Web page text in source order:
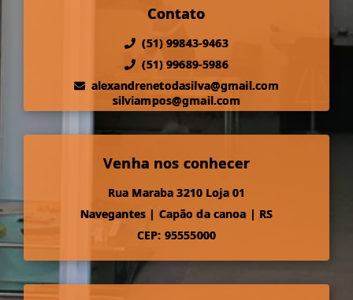
Contato
(51) 99843-9463
(51) 99689-5986
alexandrenetodasilva@gmail.com
silviampos@gmail.com
Venha nos conhecer
Rua Maraba 3210 Loja 01
Navegantes | Capão da canoa | RS
CEP: 95555000